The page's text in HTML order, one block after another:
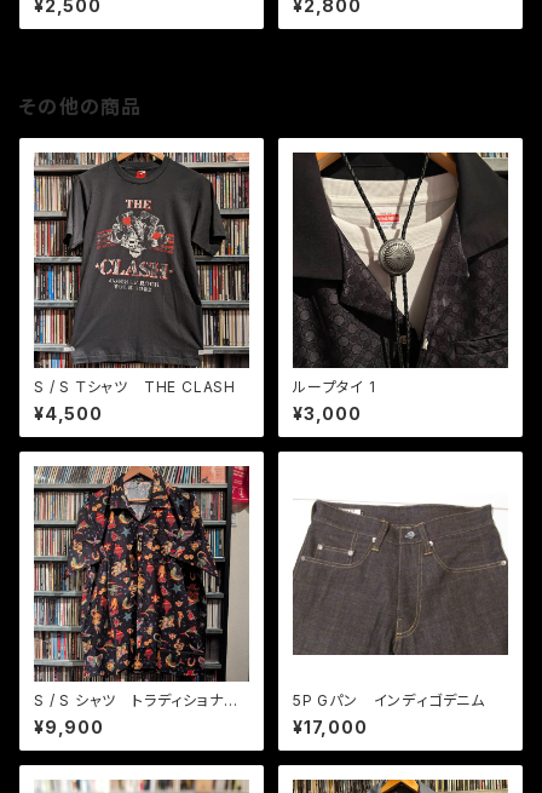
¥2,500 ¥2,800
その他の商品
S / S Ｔシャツ THE CLASH
¥4,500
ループタイ 1
¥3,000
S / S シャツ トラディショナル
タトゥー
¥9,900
5P Gパン インディゴデニム
¥17,000